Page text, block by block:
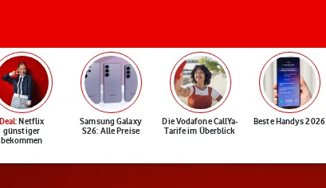
Deal: Netflix
günstiger
bekommen
Samsung Galaxy
S26: Alle Preise
Die Vodafone CallYa-
Tarife im Überblick
Beste Handys 2026